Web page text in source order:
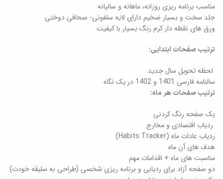
مناسب برنامه ریزی روزانه، ماهانه و سالیانه
جلد سخت و بسیار ضخیم دارای لایه سلفونی- صحافی دوختی
ورق های نقطه دار کرم رنگ بسیار با کیفیت
ترتیب صفحات ابتدایی:
لحظه تحویل سال جدید
سالنامه فارسی 1401 و 1402 در یک نگاه
ترتیب صفحات هر ماه:
یک صفحه رنگ کردنی
ردیاب اقتصادی و مخارج
ردیاب عادات ماه (Habits Tracker)
هدف های آن ماه
مناسبت های ماه + اقدامات مهم
دو صفحه آزاد برای ردیابی و برنامه ریزی شخصی (طراحی به سلیقه خودت)